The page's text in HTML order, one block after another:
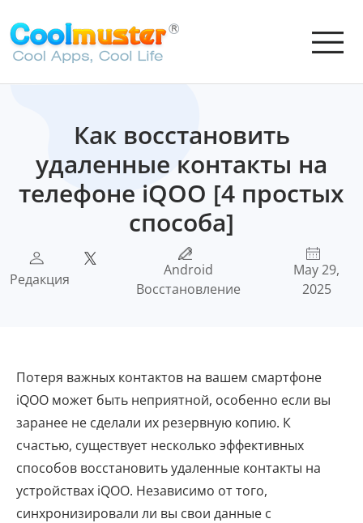
Как восстановить
удаленные контакты на
телефоне iQOO [4 простых
способа]
Редакция
Android
Восстановление
May 29,
2025
Потеря важных контактов на вашем смартфоне
iQOO может быть неприятной, особенно если вы
заранее не сделали их резервную копию. К
счастью, существует несколько эффективных
способов восстановить удаленные контакты на
устройствах iQOO. Независимо от того,
синхронизировали ли вы свои данные с